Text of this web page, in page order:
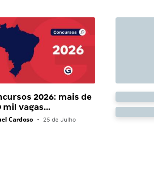
2026: mais de
mil vagas…
Cardoso • 25 de Julho